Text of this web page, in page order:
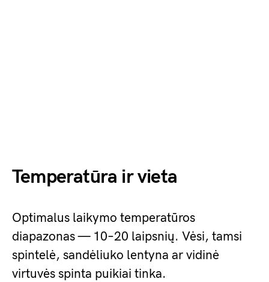
Temperatūra ir vieta
Optimalus laikymo temperatūros
diapazonas — 10–20 laipsnių. Vėsi, tamsi
spintelė, sandėliuko lentyna ar vidinė
virtuvės spinta puikiai tinka.